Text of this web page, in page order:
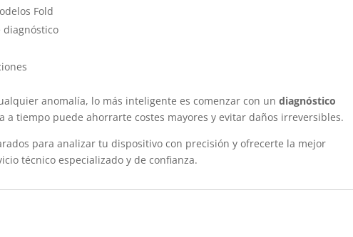
Fold
diagnóstico
anomalía, lo más inteligente es comenzar con undiagnóstico
a tiempo puede ahorrarte costes mayores y evitar daños irreversibles.
para analizar tu dispositivo con precisión y ofrecerte la mejor
técnico especializado y de confianza.